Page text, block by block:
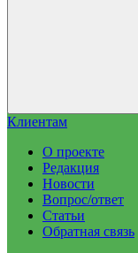
Клиентам
О проекте
Редакция
Новости
Вопрос/ответ
Статьи
Обратная связь